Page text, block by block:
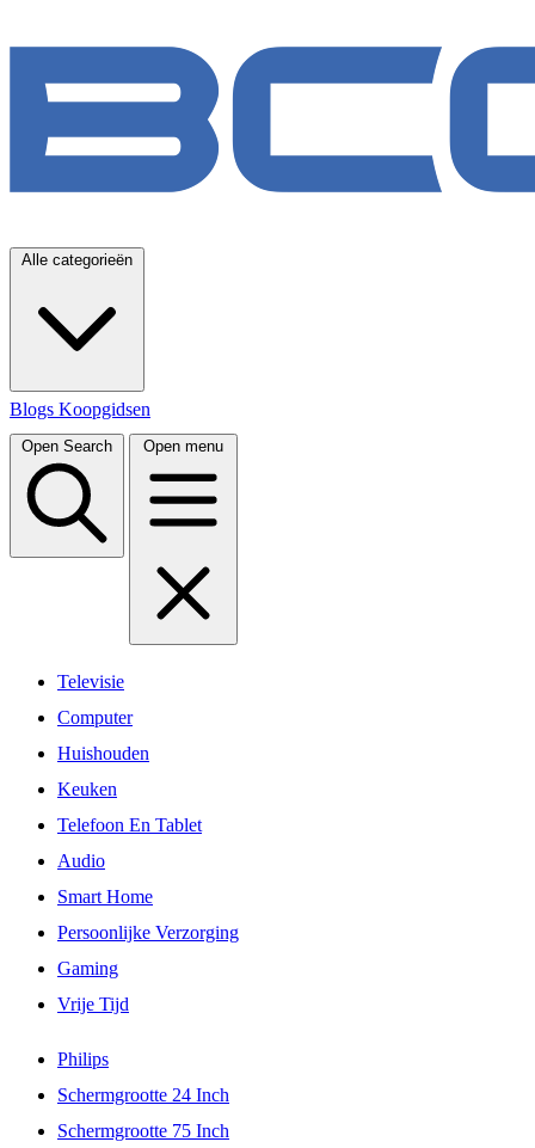
Alle categorieën
Blogs Koopgidsen
Open Search Open menu
Televisie
Computer
Huishouden
Keuken
Telefoon En Tablet
Audio
Smart Home
Persoonlijke Verzorging
Gaming
Vrije Tijd
Philips
Schermgrootte 24 Inch
Schermgrootte 75 Inch